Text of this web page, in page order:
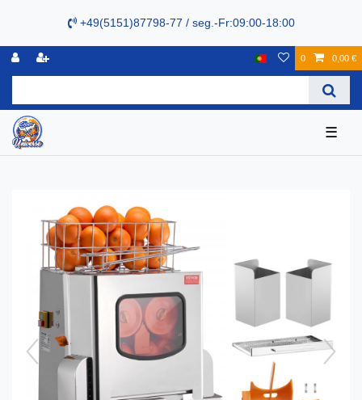
+49(5151)87798-77 / seg.-Fr:09:00-18:00
0 0,00 €
☰